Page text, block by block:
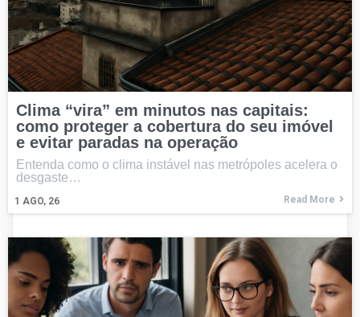
Clima “vira” em minutos nas capitais:
como proteger a cobertura do seu imóvel
e evitar paradas na operação
1 AGO, 26
Entenda como o clima instável nas metrópoles acelera o
desgaste…
Read More